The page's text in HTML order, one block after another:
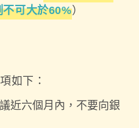
可大於60%）
如下：
近六個月內，不要向銀